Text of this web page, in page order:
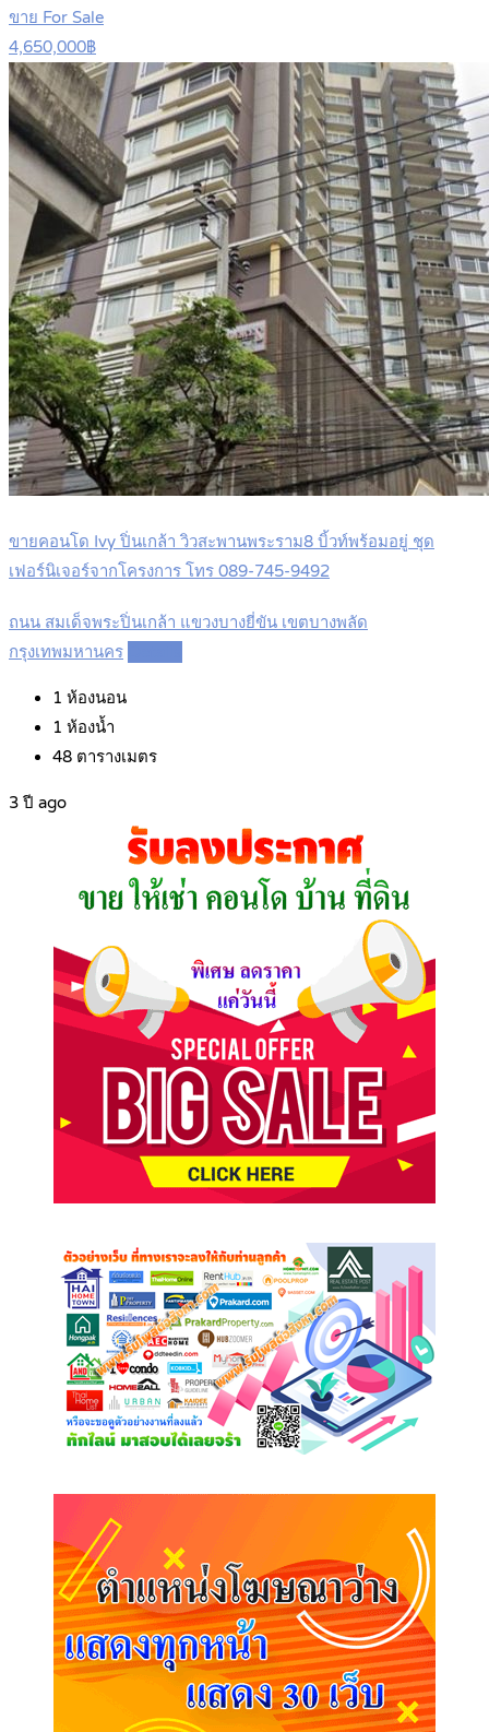
ขาย For Sale
4,650,000฿
ขายคอนโด Ivy ปิ่นเกล้า วิวสะพานพระราม8 บิ้วท์พร้อมอยู่ ชุด
เฟอร์นิเจอร์จากโครงการ โทร 089-745-9492
ถนน สมเด็จพระปิ่นเกล้า แขวงบางยี่ขัน เขตบางพลัด
กรุงเทพมหานคร
1 ห้องนอน
1 ห้องน้ำ
48 ตารางเมตร
3 ปี ago